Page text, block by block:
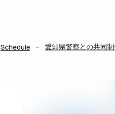
Schedule 愛知県警察との共同